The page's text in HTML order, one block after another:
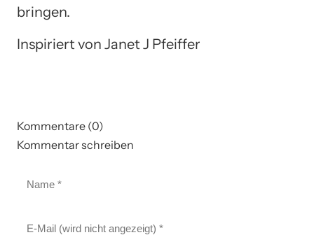
bringen.
Inspiriert von Janet J Pfeiffer
Kommentare (0)
Kommentar schreiben